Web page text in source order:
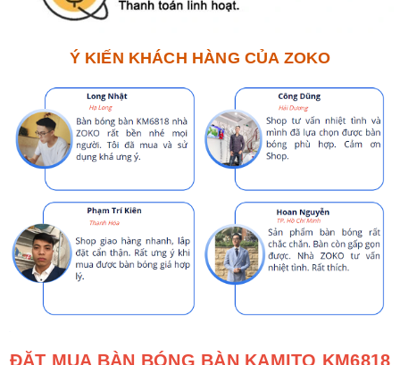
Ý KIẾN KHÁCH HÀNG CỦA ZOKO
ĐẶT MUA BÀN BÓNG BÀN KAMITO KM6818